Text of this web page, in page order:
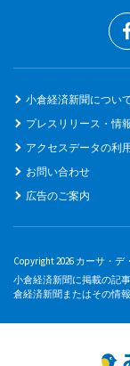
小倉経済新聞につい
プレスリリース・情
アクセスデータの利
お問い合わせ
広告のご案内
Copyright 2026 カーサ・デ
小倉経済新聞に掲載の記
倉経済新聞またはその情